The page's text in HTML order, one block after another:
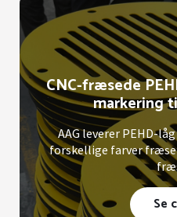
CNC-fræsede
markering
AAG leverer PEHD-
forskellige farver
Se